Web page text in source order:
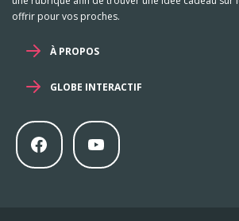
offrir pour vos proches.
À PROPOS
GLOBE INTERACTIF